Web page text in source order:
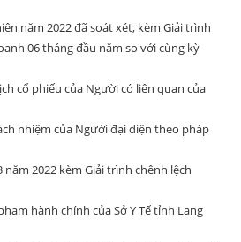
năm 2022 đã soát xét, kèm Giải trình
06 tháng đầu năm so với cùng kỳ
cổ phiếu của Người có liên quan của
nhiệm của Người đại diện theo pháp
năm 2022 kèm Giải trình chênh lệch
hành chính của Sở Y Tế tỉnh Lạng